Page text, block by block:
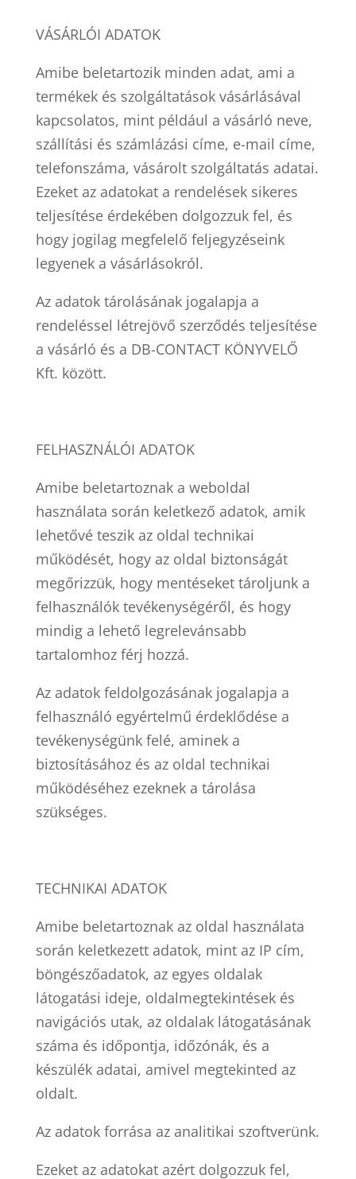
VÁSÁRLÓI ADATOK
Amibe beletartozik minden adat, ami a
termékek és szolgáltatások vásárlásával
kapcsolatos, mint például a vásárló neve,
szállítási és számlázási címe, e-mail címe,
telefonszáma, vásárolt szolgáltatás adatai.
Ezeket az adatokat a rendelések sikeres
teljesítése érdekében dolgozzuk fel, és
hogy jogilag megfelelő feljegyzéseink
legyenek a vásárlásokról.
Az adatok tárolásának jogalapja a
rendeléssel létrejövő szerződés teljesítése
a vásárló és a DB-CONTACT KÖNYVELŐ
Kft. között.
FELHASZNÁLÓI ADATOK
Amibe beletartoznak a weboldal
használata során keletkező adatok, amik
lehetővé teszik az oldal technikai
működését, hogy az oldal biztonságát
megőrizzük, hogy mentéseket tároljunk a
felhasználók tevékenységéről, és hogy
mindig a lehető legrelevánsabb
tartalomhoz férj hozzá.
Az adatok feldolgozásának jogalapja a
felhasználó egyértelmű érdeklődése a
tevékenységünk felé, aminek a
biztosításához és az oldal technikai
működéséhez ezeknek a tárolása
szükséges.
TECHNIKAI ADATOK
Amibe beletartoznak az oldal használata
során keletkezett adatok, mint az IP cím,
böngészőadatok, az egyes oldalak
látogatási ideje, oldalmegtekintések és
navigációs utak, az oldalak látogatásának
száma és időpontja, időzónák, és a
készülék adatai, amivel megtekinted az
oldalt.
Az adatok forrása az analitikai szoftverünk.
Ezeket az adatokat azért dolgozzuk fel,